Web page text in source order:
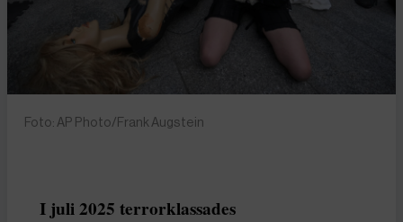
Foto: AP Photo/Frank Augstein
I juli 2025 terrorklassades